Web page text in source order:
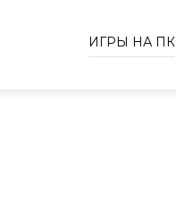
ИГРЫ НА ПК